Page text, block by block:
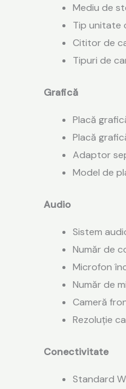
Mediu de
Tip unitate
Cititor de
Tipuri de
Grafică
Placă
Placă
Adaptor
Model de
Audio
Sistem
Număr de
Microfon
Număr de
Cameră
Rezoluție
Conectivitate
Standard